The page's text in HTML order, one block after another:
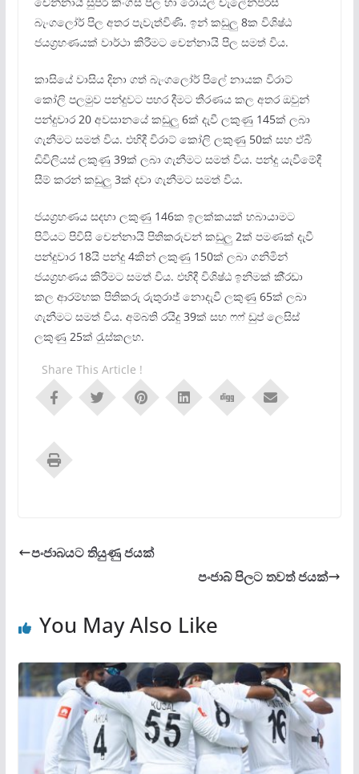
බැංගලෝර් පිල අතර පැවැත්විණි. ඉන් කඩුලු 8ක විශිෂ්ඨ
ජයග‍්‍රහණයක් වාර්ථා කිරීමට චෙන්නායි පිල සමත් විය.
කාසියේ වාසිය දිනා ගත් බැංගලෝර් පිලේ නායක විරාට්
කෝලි පලමුව පන්දුවට පහර දීමට තීරණය කල අතර ඔවුන්
පන්දුවාර 20 අවසානයේ කඩුලු 6ක් දැවී ලකුණු 145ක් ලබා
ගැනීමට සමත් විය. එහිදී විරාට් කෝලි ලකුණු 50ක් සහ ඒබී
ඩිවිලියස් ලකුණු 39ක් ලබා ගැනීමට සමත් විය. පන්දු යැවීමේදී
සීම් කරන් කඩුලු 3ක් දවා ගැනීමට සමත් විය.
ජයග‍්‍රහණය සදහා ලකුණු 146ක ඉලක්කයක් හබායාමට
පිටියට පිවිසි චෙන්නායි පිතිකරුවන් කඩුලු 2ක් පමණක් දැවී
පන්දුවාර 18යි පන්දු 4කින් ලකුණු 150ක් ලබා ගනිමින්
ජයග‍්‍රහණය කිරීමට සමත් විය. එහිදී විශිෂ්ඨ ඉනිමක් කී‍්‍රඩා
කල ආරම්භක පිතිකරු රුතුරාජ් නොදැවී ලකුණු 65ක් ලබා
ගැනීමට සමත් විය. අම්බති රයිදු 39ක් සහ ෆෆ් ඩුප් ලෙසිස්
ලකුණු 25ක් රැුස්කලහ.
Share This Article !
පංජාබයට තියුණු ජයක්
පංජාබ් පිලට තවත් ජයක්
You May Also Like